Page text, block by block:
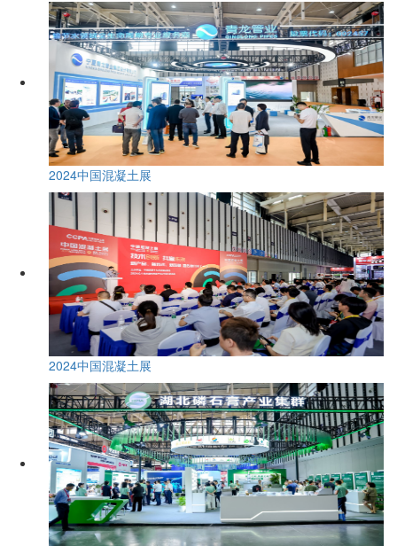
2024中国混凝土展
2024中国混凝土展